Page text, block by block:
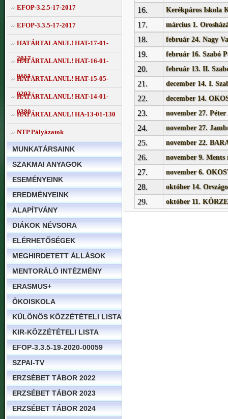
EFOP-3.2.5-17-2017
EFOP-3.3.5-17-2017
HATÁRTALANUL! HAT-17-01-
2017
HATÁRTALANUL! HAT-16-01-
0551
HATÁRTALANUL! HAT-15-05-
0293
HATÁRTALANUL! HAT-14-01-
0380
HATÁRTALANUL! HA-13-01-130
NTP Pályázatok
MUNKATÁRSAINK
SZAKMAI ANYAGOK
ESEMÉNYEINK
EREDMÉNYEINK
ALAPÍTVÁNY
DIÁKOK NÉVSORA
ELÉRHETŐSÉGEK
MEGHIRDETETT ÁLLÁSOK
MENTORÁLÓ INTÉZMÉNY
ERASMUS+
ÖKOISKOLA
KÜLÖNÖS KÖZZÉTÉTELI LISTA
KIR-KÖZZÉTÉTELI LISTA
EFOP-3.3.5-19-2020-00059
SZPAI-TV
ERZSÉBET TÁBOR 2022
ERZSÉBET TÁBOR 2023
ERZSÉBET TÁBOR 2024
16. Kerékpáros Iskola
17. március 1.
18. február 24. Nagy
19. február 16. Szabó
20. február 13. II.
21. december 14. I.
22. december 14.
23. november 27.
24. november 27.
25. november 22.
26. november 9. Ments
27. november 6.
28. október 14.
29. október 11.